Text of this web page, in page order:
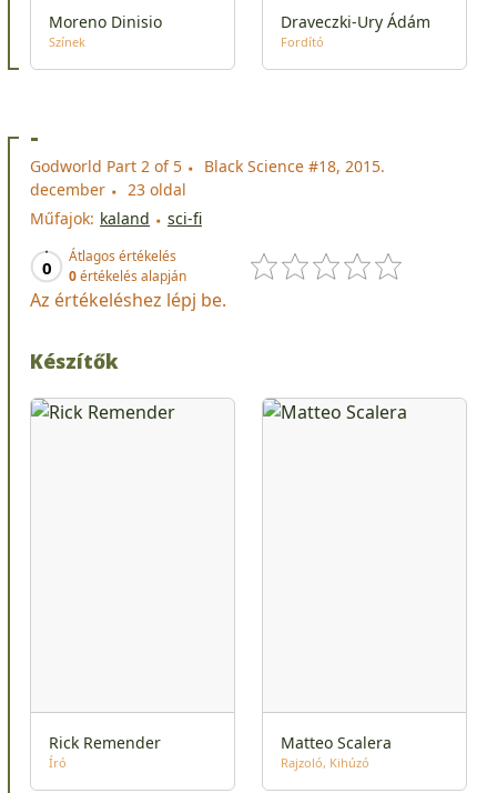
Moreno Dinisio
Színek
Draveczki-Ury Ádám
Fordító
-
Godworld Part 2 of 5
Black Science #18, 2015.
december
23 oldal
Műfajok: kaland sci-fi
0
Átlagos értékelés
0értékelés alapján
Az értékeléshez lépj be.
Készítők
Rick Remender
Író
Matteo Scalera
Rajzoló Kihúzó